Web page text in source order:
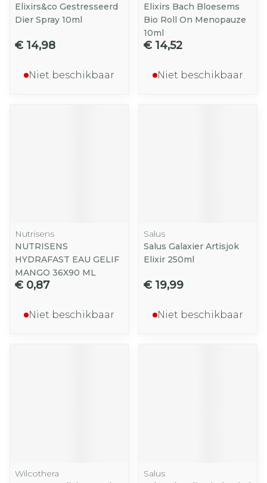
Elixirs&co Gestresseerd
Dier Spray 10ml
€ 14,98
Niet beschikbaar
Elixirs Bach Bloesems
Bio Roll On Menopauze
10ml
€ 14,52
Niet beschikbaar
Nutrisens
NUTRISENS
HYDRAFAST EAU GELIF
MANGO 36X90 ML
€ 0,87
Niet beschikbaar
Salus
Salus Galaxier Artisjok
Elixir 250ml
€ 19,99
Niet beschikbaar
Wilcothera
Salus